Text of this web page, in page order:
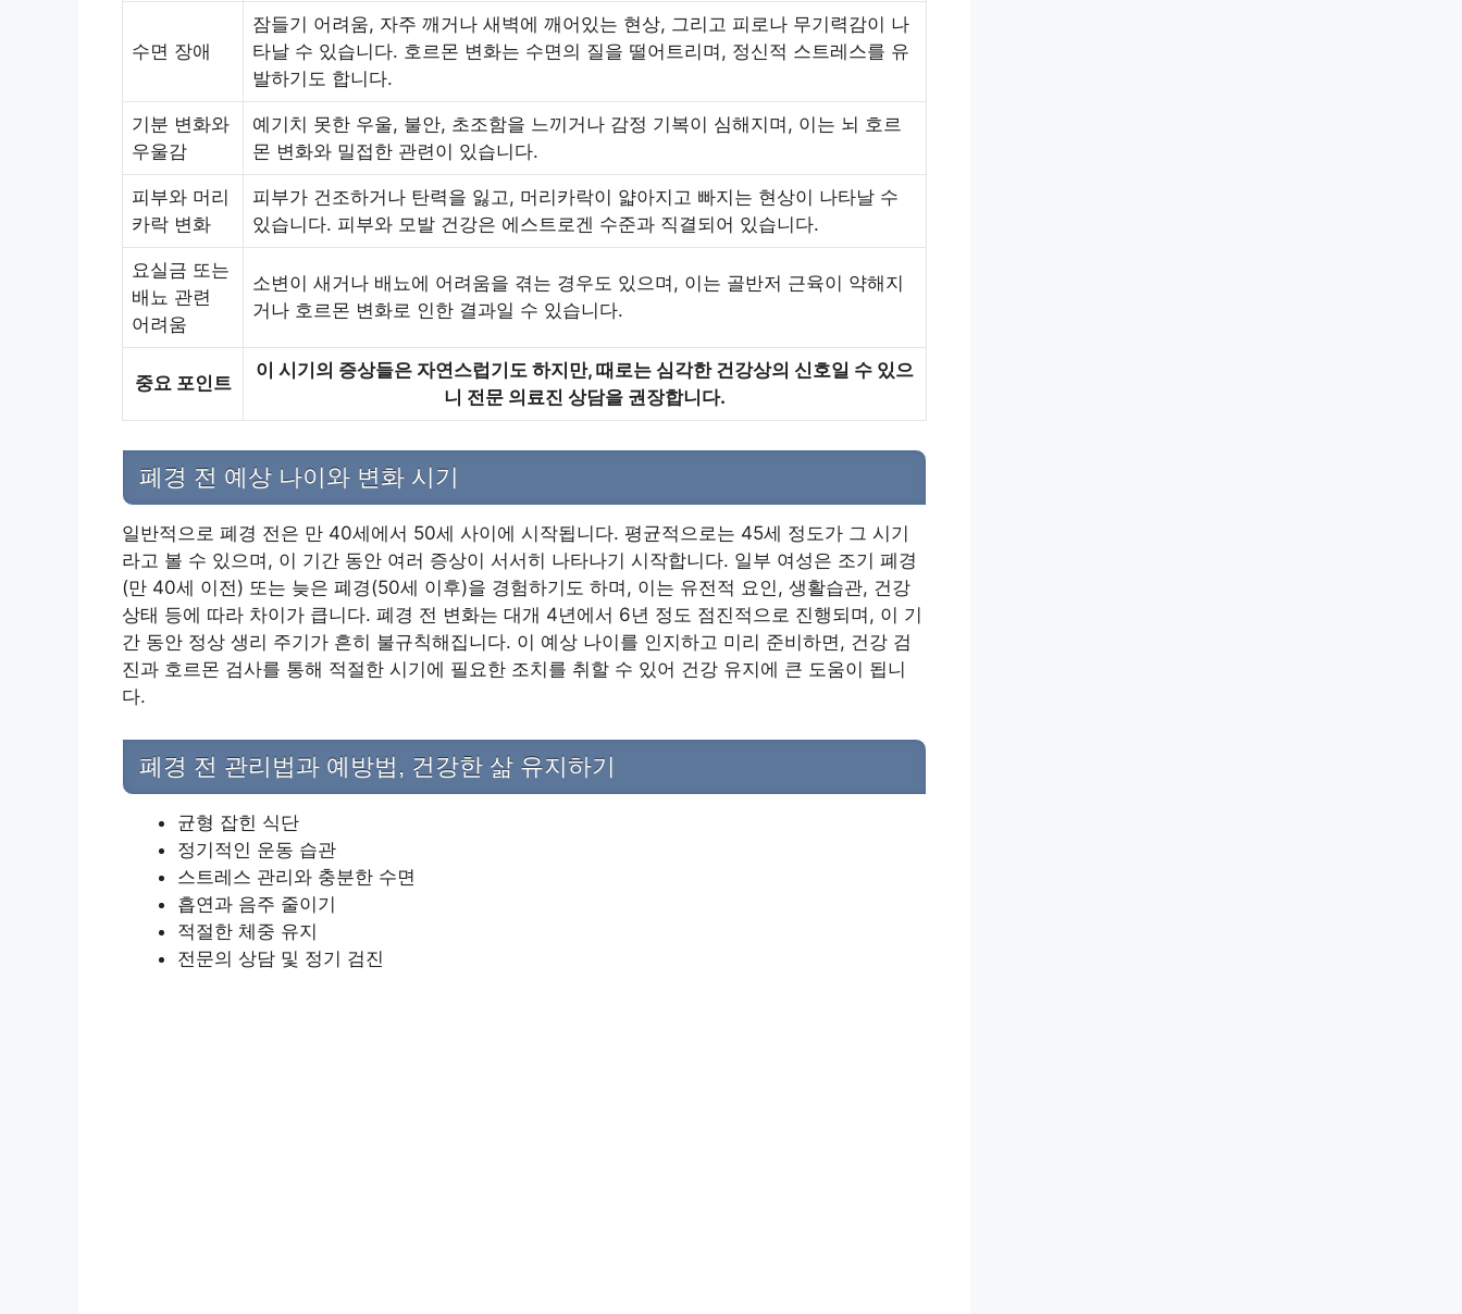
수면 장애
잠들기 어려움, 자주 깨거나 새벽에 깨어있는 현상, 그리고 피로나 무기력감이 나
타날 수 있습니다. 호르몬 변화는 수면의 질을 떨어트리며, 정신적 스트레스를 유
발하기도 합니다.
기분 변화와
우울감
예기치 못한 우울, 불안, 초조함을 느끼거나 감정 기복이 심해지며, 이는 뇌 호르
몬 변화와 밀접한 관련이 있습니다.
피부와 머리
카락 변화
피부가 건조하거나 탄력을 잃고, 머리카락이 얇아지고 빠지는 현상이 나타날 수
있습니다. 피부와 모발 건강은 에스트로겐 수준과 직결되어 있습니다.
요실금 또는
배뇨 관련
어려움
소변이 새거나 배뇨에 어려움을 겪는 경우도 있으며, 이는 골반저 근육이 약해지
거나 호르몬 변화로 인한 결과일 수 있습니다.
중요 포인트
이 시기의 증상들은 자연스럽기도 하지만, 때로는 심각한 건강상의 신호일 수 있으
니 전문 의료진 상담을 권장합니다.
폐경 전 예상 나이와 변화 시기
일반적으로 폐경 전은 만 40세에서 50세 사이에 시작됩니다. 평균적으로는 45세 정도가 그 시기
라고 볼 수 있으며, 이 기간 동안 여러 증상이 서서히 나타나기 시작합니다. 일부 여성은 조기 폐경
(만 40세 이전) 또는 늦은 폐경(50세 이후)을 경험하기도 하며, 이는 유전적 요인, 생활습관, 건강
상태 등에 따라 차이가 큽니다. 폐경 전 변화는 대개 4년에서 6년 정도 점진적으로 진행되며, 이 기
간 동안 정상 생리 주기가 흔히 불규칙해집니다. 이 예상 나이를 인지하고 미리 준비하면, 건강 검
진과 호르몬 검사를 통해 적절한 시기에 필요한 조치를 취할 수 있어 건강 유지에 큰 도움이 됩니
다.
폐경 전 관리법과 예방법, 건강한 삶 유지하기
균형 잡힌 식단
정기적인 운동 습관
스트레스 관리와 충분한 수면
흡연과 음주 줄이기
적절한 체중 유지
전문의 상담 및 정기 검진